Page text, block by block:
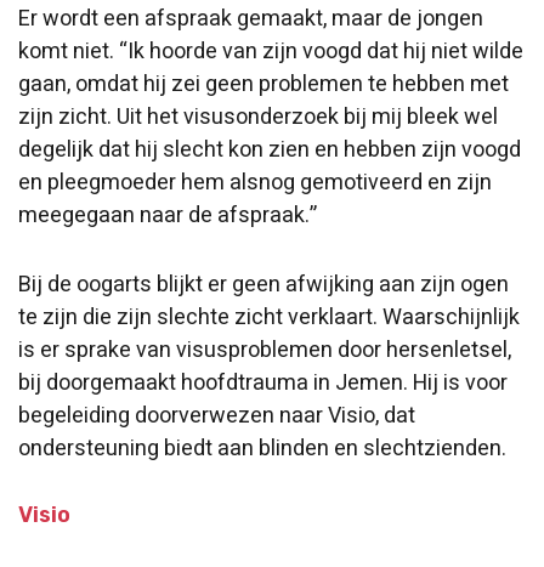
Er wordt een afspraak gemaakt, maar de jongen
komt niet. “Ik hoorde van zijn voogd dat hij niet wilde
gaan, omdat hij zei geen problemen te hebben met
zijn zicht. Uit het visusonderzoek bij mij bleek wel
degelijk dat hij slecht kon zien en hebben zijn voogd
en pleegmoeder hem alsnog gemotiveerd en zijn
meegegaan naar de afspraak.”
Bij de oogarts blijkt er geen afwijking aan zijn ogen
te zijn die zijn slechte zicht verklaart. Waarschijnlijk
is er sprake van visusproblemen door hersenletsel,
bij doorgemaakt hoofdtrauma in Jemen. Hij is voor
begeleiding doorverwezen naar Visio, dat
ondersteuning biedt aan blinden en slechtzienden.
Visio